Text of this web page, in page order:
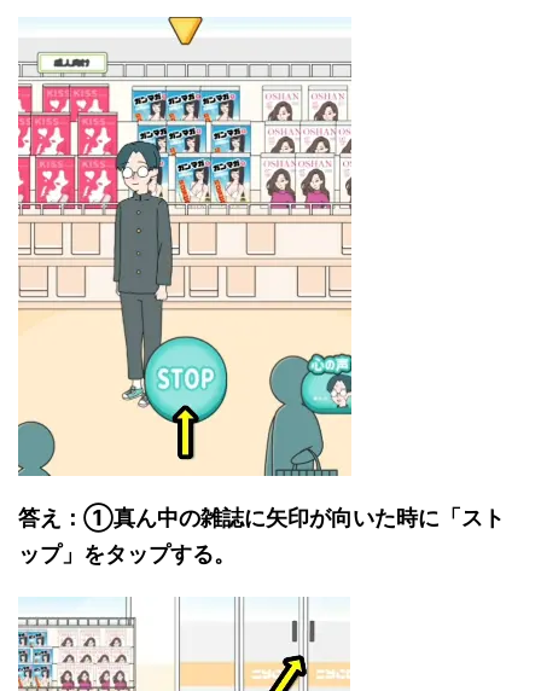
答え：①真ん中の雑誌に矢印が向いた時に「スト
ップ」をタップする。